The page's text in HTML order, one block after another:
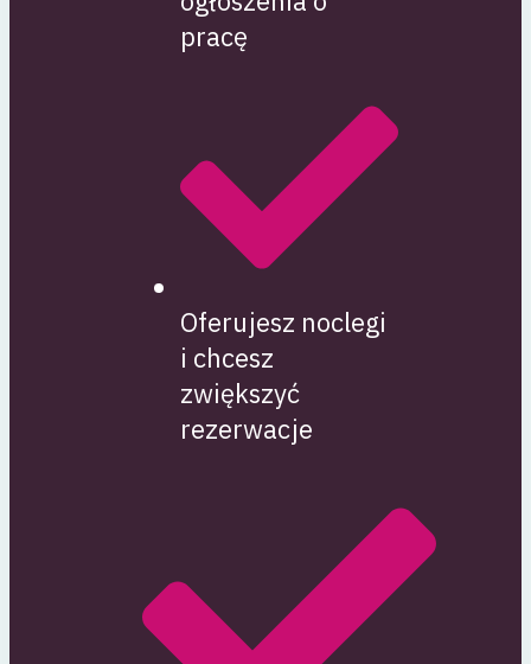
pracę
Oferujesz noclegi
i chcesz
zwiększyć
rezerwacje